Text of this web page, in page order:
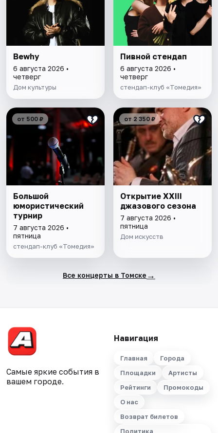
Bewhy
6 августа 2026 •
четверг
Дом культуры
Пивной стендап
6 августа 2026 •
четверг
стендап-клуб «Томедия»
от 500 ₽
Большой
юмористический
турнир
7 августа 2026 •
пятница
стендап-клуб «Томедия»
от 2 350 ₽
Открытие XXIII
джазового сезона
7 августа 2026 •
пятница
Дом искусств
Все концерты в Томске →
Самые яркие события в
вашем городе.
Навигация
Главная
Города
Площадки
Артисты
Рейтинги
Промокоды
О нас
Возврат билетов
Политика